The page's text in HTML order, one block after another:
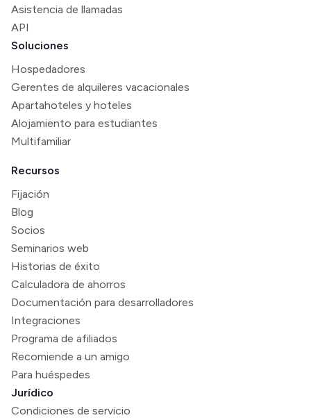
Asistencia de llamadas
API
Soluciones
Hospedadores
Gerentes de alquileres vacacionales
Apartahoteles y hoteles
Alojamiento para estudiantes
Multifamiliar
Recursos
Fijación
Blog
Socios
Seminarios web
Historias de éxito
Calculadora de ahorros
Documentación para desarrolladores
Integraciones
Programa de afiliados
Recomiende a un amigo
Para huéspedes
Jurídico
Condiciones de servicio